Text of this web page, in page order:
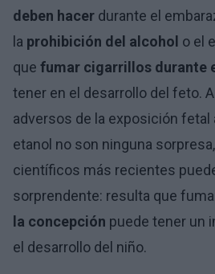
deben hacer durante el
la prohibición del alcohol o el
que fumar cigarrillos durante
tener en el desarrollo del feto.
adversos de la exposición fetal
etanol no son ninguna
científicos más recientes
sorprendente: resulta que
la concepción puede tener un
el desarrollo del niño.